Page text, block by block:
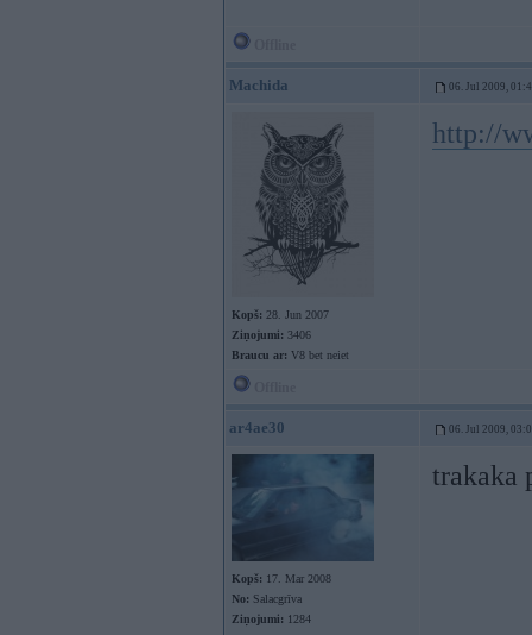
Machida 06. Jul 2009,
Kopš: 28. Jun 2007
Ziņojumi: 3406
Braucu ar: V8 bet neiet
http://
ar4ae30 06. Jul 2009,
Kopš: 17. Mar 2008
No: Salacgrīva
Ziņojumi: 1284
trakaka